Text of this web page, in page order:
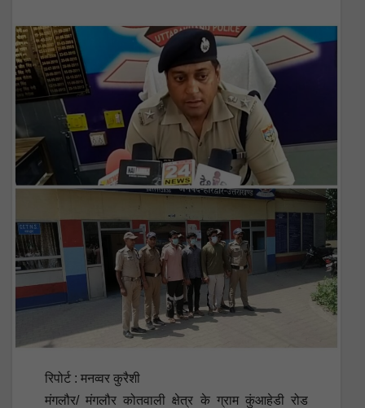
रिपोर्ट : मनव्वर कुरैशी
मंगलौर/ मंगलौर कोतवाली क्षेत्र के ग्राम कुंआहेडी रोड